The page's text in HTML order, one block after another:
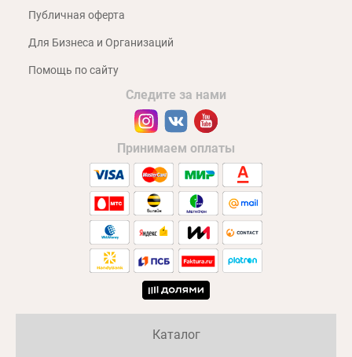
Публичная оферта
Для Бизнеса и Организаций
Помощь по сайту
Следите за нами
Принимаем оплаты
Каталог